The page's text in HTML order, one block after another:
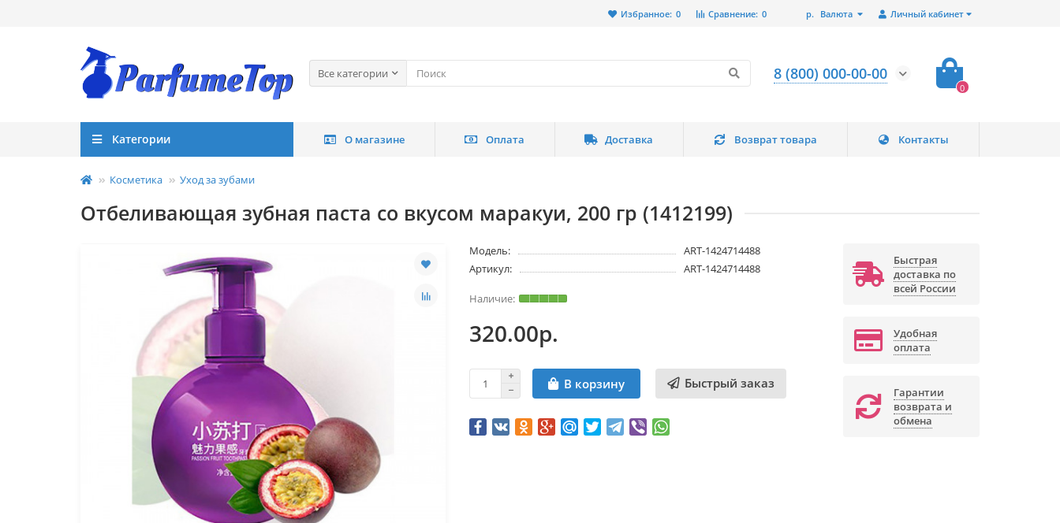
Личный кабинет
р. Валюта
Сравнение: 0
Избранное: 0
Все категории 8 (800) 000-00-00
0
Категории О магазине Оплата Доставка Возврат товара Контакты
Косметика Уход за зубами
Отбеливающая зубная паста со вкусом маракуи, 200 гр (1412199)
Модель:
ART-1424714488
Артикул:
ART-1424714488
320.00р.
В корзину Быстрый заказ
Быстрая
доставка по
всей России
Удобная
оплата
Гарантии
возврата и
обмена